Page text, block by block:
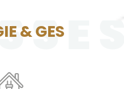
& GES